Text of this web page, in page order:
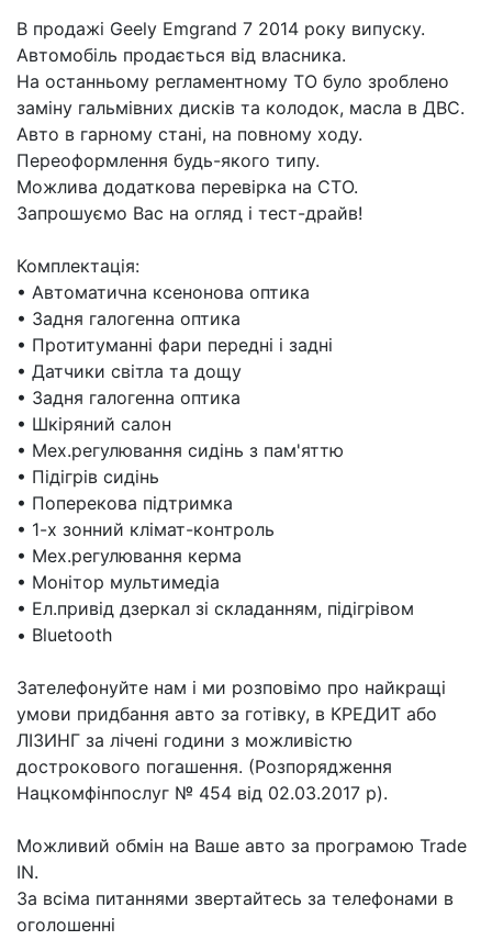
В продажі Geely Emgrand 7 2014 року випуску.
Автомобіль продається від власника.
На останньому регламентному ТО було зроблено
заміну гальмівних дисків та колодок, масла в ДВС.
Авто в гарному стані, на повному ходу.
Переоформлення будь-якого типу.
Можлива додаткова перевірка на СТО.
Запрошуємо Вас на огляд і тест-драйв!
Комплектація:
• Автоматична ксенонова оптика
• Задня галогенна оптика
• Протитуманні фари передні і задні
• Датчики світла та дощу
• Задня галогенна оптика
• Шкіряний салон
• Мех.регулювання сидінь з пам'яттю
• Підігрів сидінь
• Поперекова підтримка
• 1-х зонний клімат-контроль
• Мех.регулювання керма
• Монітор мультимедіа
• Ел.привід дзеркал зі складанням, підігрівом
• Bluetooth
Зателефонуйте нам і ми розповімо про найкращі
умови придбання авто за готівку, в КРЕДИТ або
ЛІЗИНГ за лічені години з можливістю
дострокового погашення. (Розпорядження
Нацкомфінпослуг № 454 від 02.03.2017 р).
Можливий обмін на Ваше авто за програмою Trade
IN.
За всіма питаннями звертайтесь за телефонами в
оголошенні